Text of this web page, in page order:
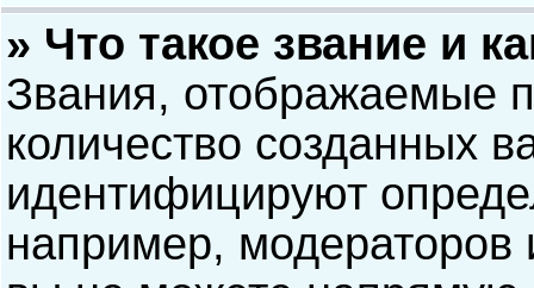
» Что такое звание и
Звания, отображаемые
количество созданных
идентифицируют
например,